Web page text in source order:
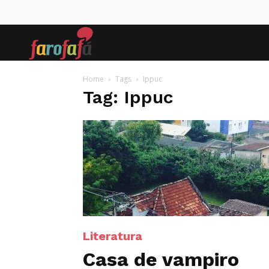
Home Tags Ippuc
Tag: Ippuc
Literatura
Casa de vampiro